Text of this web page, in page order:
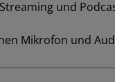
und
Mikrofon und